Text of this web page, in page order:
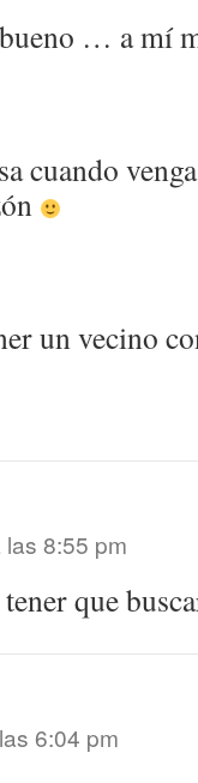
… a mí
cuando
un vecino
8:55 pm
que
6:04 pm